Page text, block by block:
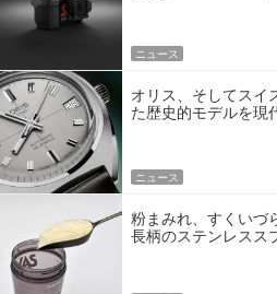
ニュース
オリス、そしてスイ
た歴史的モデルを現
ニュース
粉まみれ、すくいづ
長柄のステンレスス